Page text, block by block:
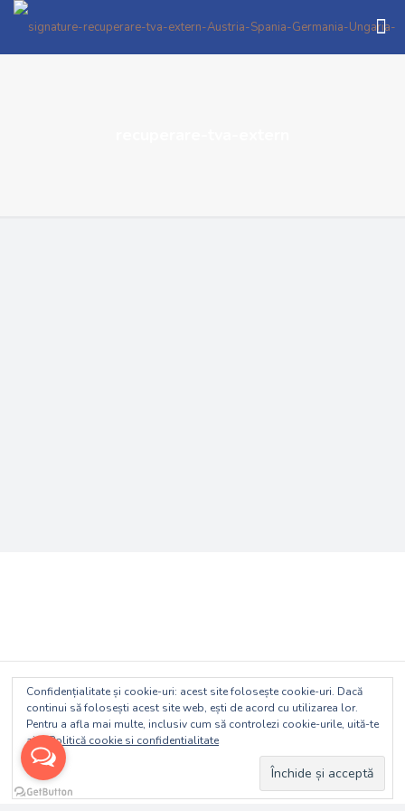
Confidențialitate și cookie-uri: acest site folosește cookie-uri. Dacă
continui să folosești acest site web, ești de acord cu utilizarea lor.
Pentru a afla mai multe, inclusiv cum să controlezi cookie-urile, uită-te
aici:Politică cookie si confidentialitate
© 2018 Rambursare TVA Extern